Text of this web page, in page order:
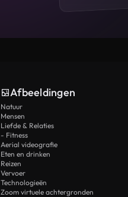
Afbeeldingen
Natuur
Mensen
Liefde & Relaties
- Fitness
Aerial videografie
Eten en drinken
Reizen
Vervoer
Technologieën
Zoom virtuele achtergronden